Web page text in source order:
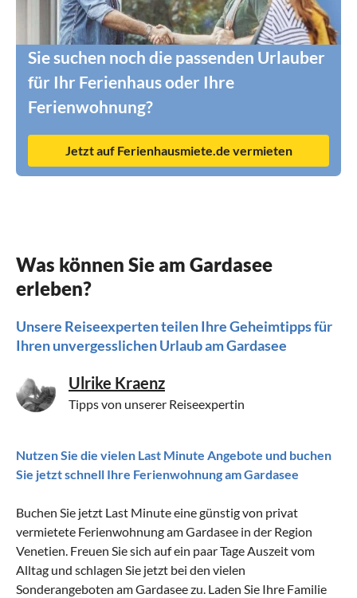
Sie suchen noch die passenden Urlauber
für Ihr Ferienhaus oder Ihre
Ferienwohnung?
Jetzt auf Ferienhausmiete.de vermieten
Was können Sie am Gardasee
erleben?
Unsere Reiseexperten teilen Ihre Geheimtipps für
Ihren unvergesslichen Urlaub am Gardasee
Tipps von unserer Reiseexpertin
Ulrike Kraenz
Nutzen Sie die vielen Last Minute Angebote und buchen
Sie jetzt schnell Ihre Ferienwohnung am Gardasee
Buchen Sie jetzt Last Minute eine günstig von privat
vermietete Ferienwohnung am Gardasee in der Region
Venetien. Freuen Sie sich auf ein paar Tage Auszeit vom
Alltag und schlagen Sie jetzt bei den vielen
Sonderangeboten am Gardaseezu. Laden Sie Ihre Familie